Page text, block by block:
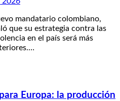
mandatario colombiano,
que su estrategia contra las
en el país será más
Europa: la producción